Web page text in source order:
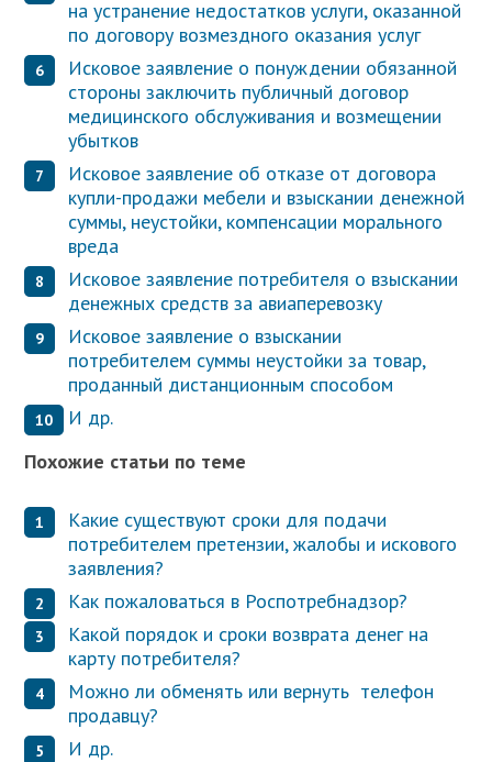
на устранение недостатков услуги, оказанной
по договору возмездного оказания услуг
Исковое заявление о понуждении обязанной
стороны заключить публичный договор
медицинского обслуживания и возмещении
убытков
Исковое заявление об отказе от договора
купли-продажи мебели и взыскании денежной
суммы, неустойки, компенсации морального
вреда
Исковое заявление потребителя о взыскании
денежных средств за авиаперевозку
Исковое заявление о взыскании
потребителем суммы неустойки за товар,
проданный дистанционным способом
И др.
Похожие статьи по теме
Какие существуют сроки для подачи
потребителем претензии, жалобы и искового
заявления?
Как пожаловаться в Роспотребнадзор?
Какой порядок и сроки возврата денег на
карту потребителя?
Можно ли обменять или вернуть телефон
продавцу?
И др.